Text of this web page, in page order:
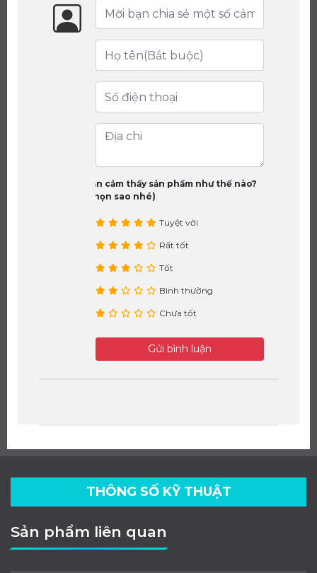
Bạn cảm thấy sản phẩm như thế nào?
(chọn sao nhé)
Tuyệt vời
Rất tốt
Tốt
Bình thường
Chưa tốt
Gửi bình luận
THÔNG SỐ KỸ THUẬT
Sản phẩm liên quan